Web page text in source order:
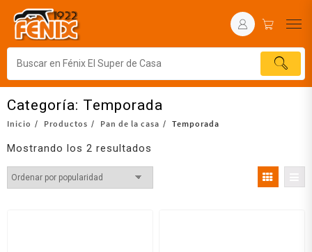
Categoría: Temporada
Inicio Productos Pan de la casa Temporada
Mostrando los 2 resultados